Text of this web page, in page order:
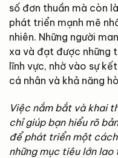
số đơn thuần mà còn
phát triển mạnh mẽ
nhiên. Những người
xa và đạt được những
lĩnh vực, nhờ vào sự
cá nhân và khả năng
Việc nắm bắt và khai
chỉ giúp bạn hiểu rõ
để phát triển một
những mục tiêu lớn